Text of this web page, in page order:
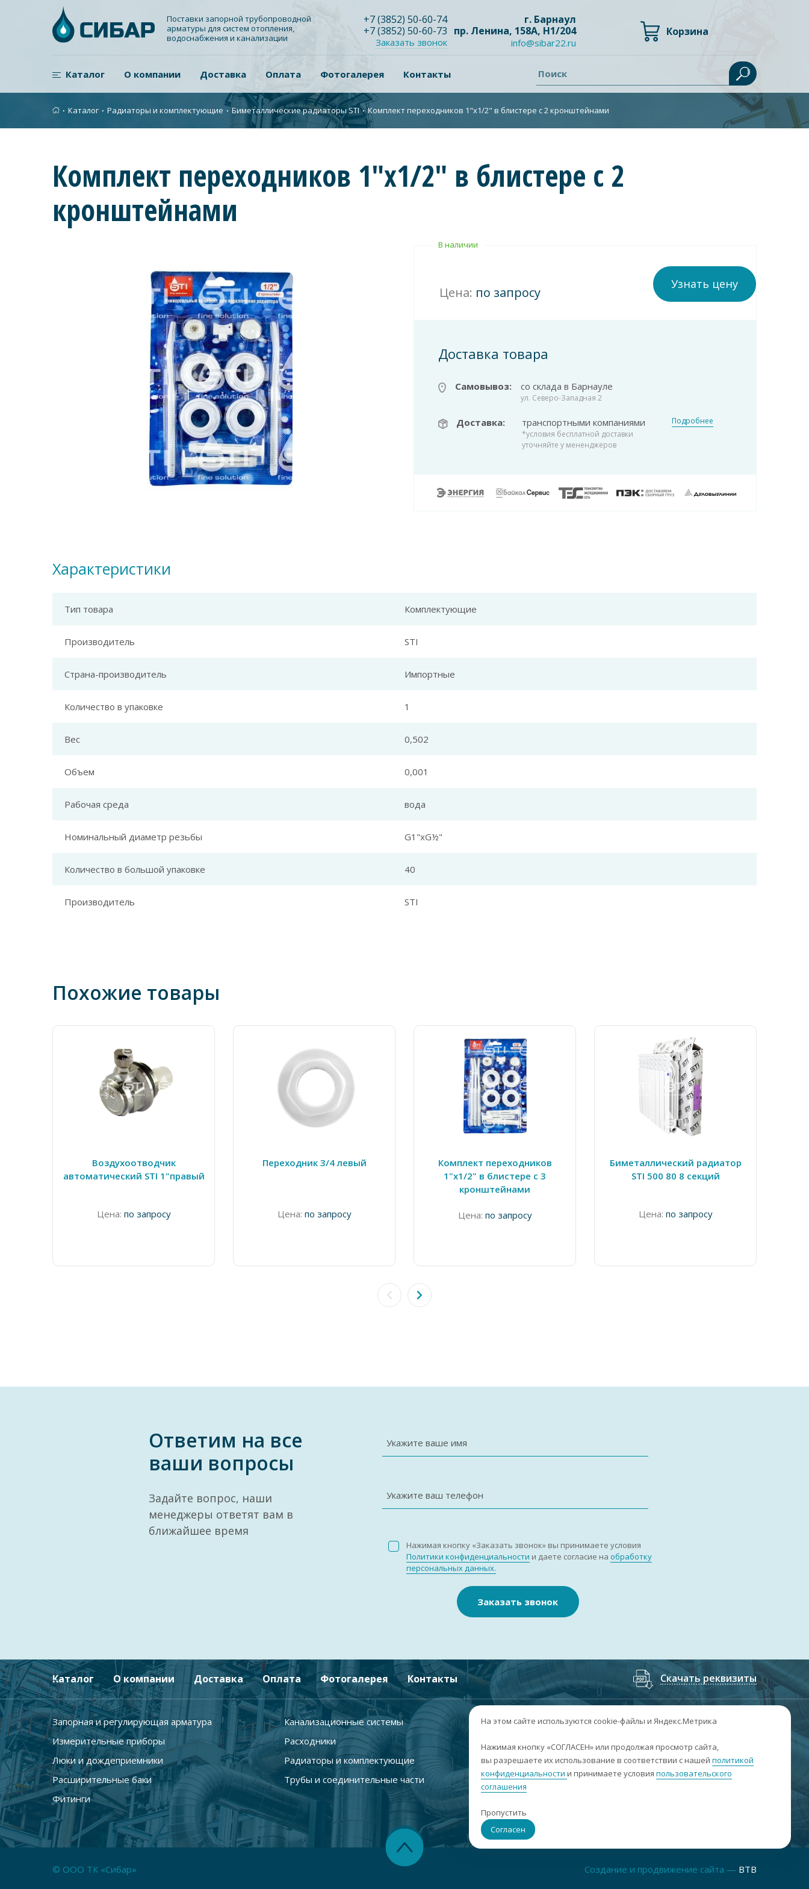
Поставки запорной трубопроводной
арматуры для систем отопления,
водоснабжения и канализации
+7(3852) 50-60-74
+7(3852) 50-60-73
Заказать звонок
г. Барнаул
пр. Ленина, 158А, Н1/204
info@sibar22.ru
Корзина
Каталог О компании Доставка Оплата Фотогалерея Контакты Поиск
∙ Каталог ∙ Радиаторы и комплектующие ∙Биметаллические радиаторы STI ∙Комплект переходников 1"х1/2" в блистере с 2 кронштейнами
Комплект переходников 1"х1/2" в блистере с 2
кронштейнами
В наличии
Цена: по запросу
Узнать цену
Доставка товара
Самовывоз: со склада в Барнауле
ул. Северо-Западная 2
Доставка: транспортными компаниями
*условия бесплатной доставки
уточняйте у мененджеров
Подробнее
Характеристики
Тип товара Комплектующие
Производитель STI
Страна-производитель Импортные
Количество в упаковке 1
Вес 0,502
Объем 0,001
Рабочая среда вода
Номинальный диаметр резьбы G1"хG½"
Количество в большой упаковке 40
Производитель STI
Похожие товары
Воздухоотводчик
автоматический STI 1"правый
Цена: по запросу
Переходник 3/4 левый
Цена: по запросу
Комплект переходников
1"х1/2" в блистере с 3
кронштейнами
Цена: по запросу
Биметаллический радиатор
STI 500 80 8 секций
Цена: по запросу
Ответим на все
ваши вопросы
Задайте вопрос, наши
менеджеры ответят вам в
ближайшее время
Укажите ваше имя
Укажите ваш телефон
Нажимая кнопку «Заказать звонок» вы принимаете условия
Политики конфиденциальности и даете согласие на обработку
персональных данных.
Заказать звонок
Каталог О компании Доставка Оплата Фотогалерея Контакты Скачать реквизиты
Запорная и регулирующая арматура
Канализационные системы
Измерительные приборы
Расходники
Люки и дождеприемники
Радиаторы и комплектующие
Расширительные баки
Трубы и соединительные части
Фитинги
+7 (3852) 50-60-74;+7 (3852) 50-60-73
г. Барнаул, пр. Ленина, 158А, Н1/204
сб-вс: выходные
© ООО ТК «Сибар» Создание и продвижение сайта — BTB
На этом сайте используются cookie-файлы и Яндекс.Метрика
Нажимая кнопку «СОГЛАСЕН» или продолжая просмотр сайта,
вы разрешаете их использование в соответствии с нашей политикой
конфиденциальности и принимаете условия пользовательского
соглашения
Пропустить
Согласен